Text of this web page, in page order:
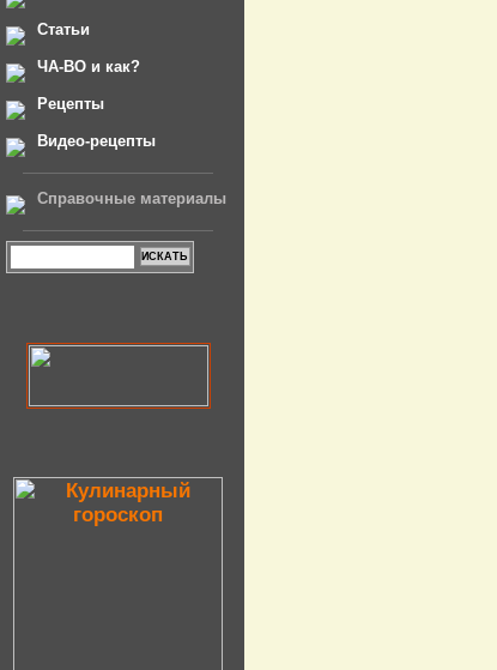
Статьи
ЧА-ВО и как?
Рецепты
Видео-рецепты
Справочные материалы